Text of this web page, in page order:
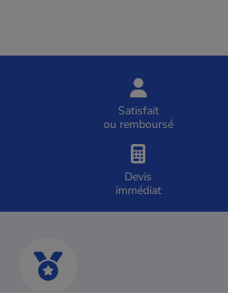
Satisfait
ou remboursé
Devis
immédiat